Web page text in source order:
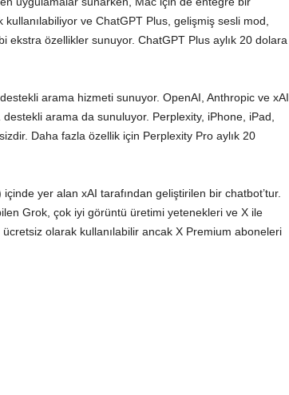
ve ChatGPT Plus, gelişmiş sesli mod,
ekstra özellikler sunuyor. ChatGPT Plus aylık 20 dolara
arama hizmeti sunuyor. OpenAI, Anthropic ve xAI
arama da sunuluyor. Perplexity, iPhone, iPad,
Daha fazla özellik için Perplexity Pro aylık 20
yer alan xAI tarafından geliştirilen bir chatbot’tur.
Grok, çok iyi görüntü üretimi yetenekleri ve X ile
olarak kullanılabilir ancak X Premium aboneleri